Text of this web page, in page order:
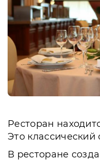
Ресторан
Это
В ресторане